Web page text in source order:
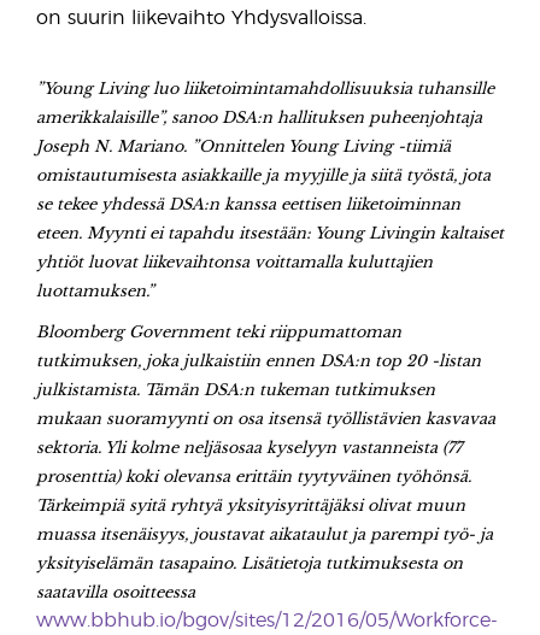
on suurin liikevaihto Yhdysvalloissa.
”Young Living luo liiketoimintamahdollisuuksia tuhansille
amerikkalaisille”, sanoo DSA:n hallituksen puheenjohtaja
Joseph N. Mariano. ”Onnittelen Young Living -tiimiä
omistautumisesta asiakkaille ja myyjille ja siitä työstä, jota
se tekee yhdessä DSA:n kanssa eettisen liiketoiminnan
eteen. Myynti ei tapahdu itsestään: Young Livingin kaltaiset
yhtiöt luovat liikevaihtonsa voittamalla kuluttajien
luottamuksen.”
Bloomberg Government teki riippumattoman
tutkimuksen, joka julkaistiin ennen DSA:n top 20 -listan
julkistamista. Tämän DSA:n tukeman tutkimuksen
mukaan suoramyynti on osa itsensä työllistävien kasvavaa
sektoria. Yli kolme neljäsosaa kyselyyn vastanneista (77
prosenttia) koki olevansa erittäin tyytyväinen työhönsä.
Tärkeimpiä syitä ryhtyä yksityisyrittäjäksi olivat muun
muassa itsenäisyys, joustavat aikataulut ja parempi työ- ja
yksityiselämän tasapaino. Lisätietoja tutkimuksesta on
saatavilla osoitteessa
www.bbhub.io/bgov/sites/12/2016/05/Workforce-